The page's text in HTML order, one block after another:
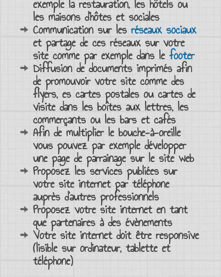
exemple larestauration, leshôtels ou
lesmaisons d’hôtes et sociales
Communication sur lesréseaux sociaux
et partage de ces réseaux sur votre
site comme par exemple dans lefooter
Diffusion de documents imprimés afin
de promouvoir votre site comme des
flyers, es cartes postales ou cartes de
visite dans les boîtes aux lettres, les
commerçants ou lesbars etcafés
Afin de multiplier le bouche-à-oreille
vous pouvez par exemple développer
une page deparrainage sur le site web
Proposez lesservices publiées sur
votre site internetpar téléphone
auprès d’autres professionnels
Proposez votresite interneten tant
que partenaires à des évènements
Votresite internet doit être responsive
(lisible sur ordinateur, tablette et
téléphone)